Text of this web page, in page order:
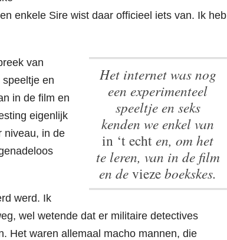
enkele Sire wist daar officieel iets van. Ik heb
Het internet was nog
een experimenteel
speeltje en seks
kenden we enkel van
in ‘t echten, om het
te leren, van in de film
en deviezeboekskes.
van
en
in de film en
eigenlijk
niveau, in de
werd. Ik
wel wetende dat er militaire detectives
Het waren allemaal macho mannen, die